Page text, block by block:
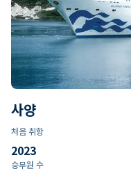
사양
처음 취항
2023
승무원 수